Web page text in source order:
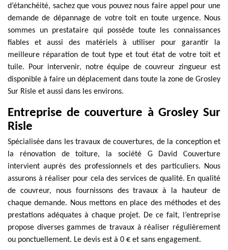
d’étanchéité, sachez que vous pouvez nous faire appel pour une
demande de dépannage de votre toit en toute urgence. Nous
sommes un prestataire qui possède toute les connaissances
fiables et aussi des matériels à utiliser pour garantir la
meilleure réparation de tout type et tout état de votre toit et
tuile. Pour intervenir, notre équipe de couvreur zingueur est
disponible à faire un déplacement dans toute la zone de Grosley
Sur Risle et aussi dans les environs.
Entreprise de couverture à Grosley Sur
Risle
Spécialisée dans les travaux de couvertures, de la conception et
la rénovation de toiture, la société G David Couverture
intervient auprès des professionnels et des particuliers. Nous
assurons à réaliser pour cela des services de qualité. En qualité
de couvreur, nous fournissons des travaux à la hauteur de
chaque demande. Nous mettons en place des méthodes et des
prestations adéquates à chaque projet. De ce fait, l’entreprise
propose diverses gammes de travaux à réaliser régulièrement
ou ponctuellement. Le devis est à 0 € et sans engagement.